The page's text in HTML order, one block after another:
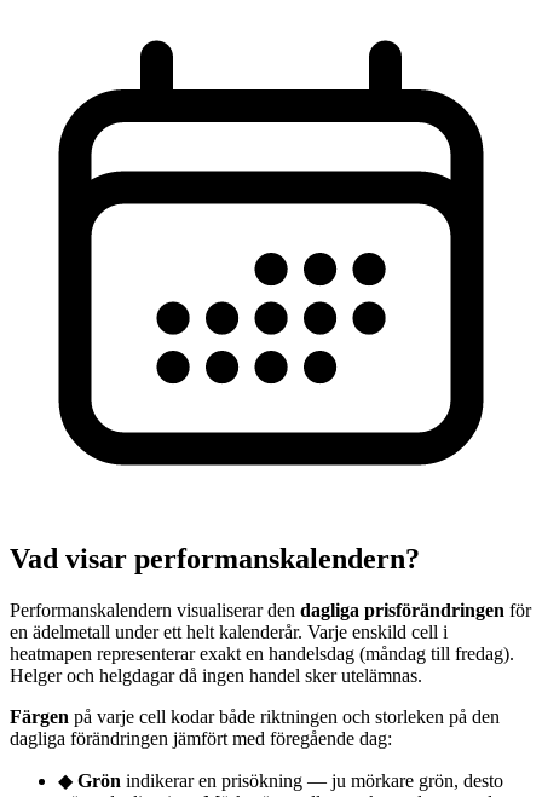
Vad visar performanskalendern?
Performanskalendern visualiserar den dagliga prisförändringen för
en ädelmetall under ett helt kalenderår. Varje enskild cell i
heatmapen representerar exakt en handelsdag (måndag till fredag).
Helger och helgdagar då ingen handel sker utelämnas.
Färgen på varje cell kodar både riktningen och storleken på den
dagliga förändringen jämfört med föregående dag:
◆ Grön indikerar en prisökning — ju mörkare grön, desto